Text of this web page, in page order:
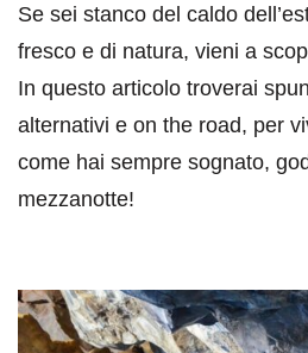
Se sei stanco del caldo
fresco e di natura, vieni a
In questo articolo troverai
alternativi e on the road, per
come hai sempre sognato,
mezzanotte!